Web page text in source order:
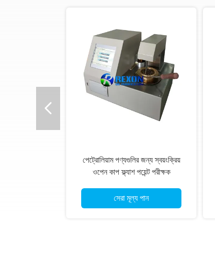
পেট্রোলিয়াম পণ্যগুলির জন্য স্বয়ংক্রিয়
ওপেন কাপ ফ্ল্যাশ পয়েন্ট পরীক্ষক
সেরা মূল্য পান